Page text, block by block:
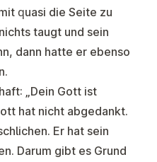
quasi die Seite zu
taugt und sein
dann hatte er ebenso
„Dein Gott ist
hat nicht abgedankt.
Er hat sein
Darum gibt es Grund